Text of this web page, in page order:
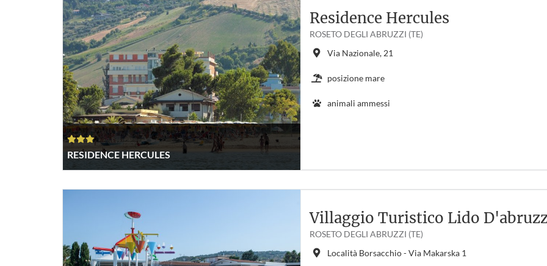
RESIDENCE HERCULES
Residence Hercules
ROSETO DEGLI ABRUZZI (TE)
Via Nazionale, 21
posizione mare
animali ammessi
Villaggio Turistico Lido
ROSETO DEGLI ABRUZZI (TE)
Località Borsacchio - Via Makarska 1